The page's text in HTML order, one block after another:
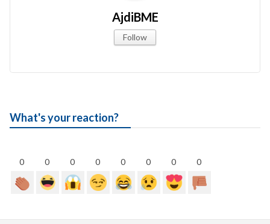
AjdiBME
Follow
What's your reaction?
0 0 0 0 0 0 0 0